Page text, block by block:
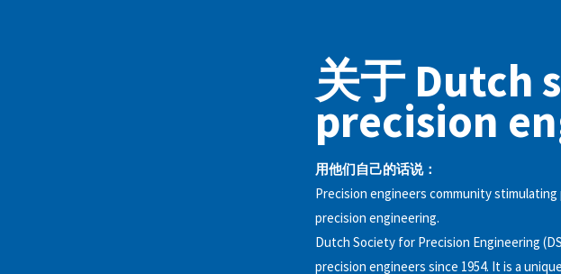
关于 Dutch
precision
用他们自己的话说：
Precision engineers community
precision engineering.
Dutch Society for Precision Engineering
precision engineers since 1954. It is a